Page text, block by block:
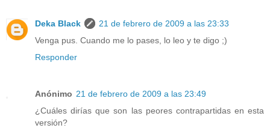
Deka Black
21 de febrero de 2009 a las 23:33
Venga pus. Cuando me lo pases, lo leo y te digo ;)
Responder
Anónimo 21 de febrero de 2009 a las 23:49
¿Cuáles dirías que son las peores contrapartidas en esta
versión?